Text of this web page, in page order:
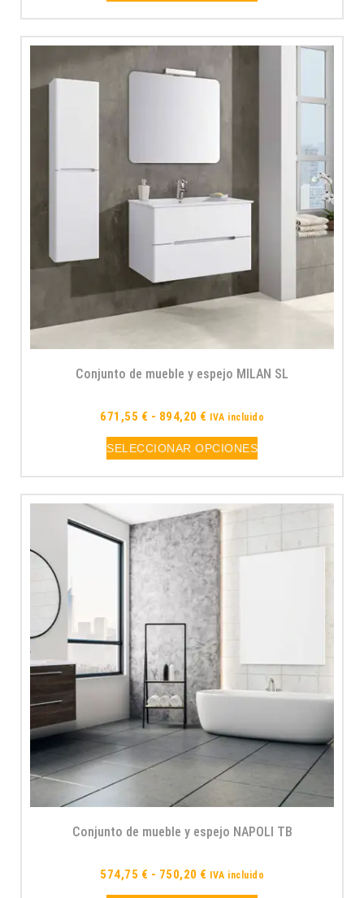
Conjunto de mueble y espejo MILAN SL
671,55 € - 894,20 € IVA incluido
SELECCIONAR OPCIONES
Conjunto de mueble y espejo NAPOLI TB
574,75 € - 750,20 € IVA incluido